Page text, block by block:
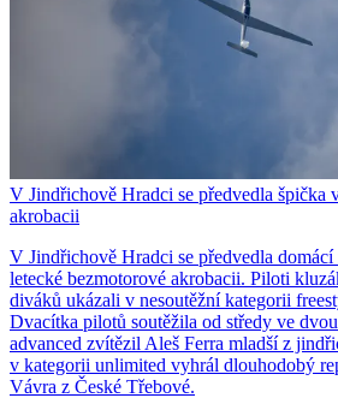
V Jindřichově Hradci se předvedla špička
akrobacii
V Jindřichově Hradci se předvedla
letecké bezmotorové akrobacii. Piloti
diváků ukázali v nesoutěžní kategorii
Dvacítka pilotů soutěžila od středy ve
advanced zvítězil Aleš Ferra mladší z
v kategorii unlimited vyhrál dlouhodobý
Vávra z České Třebové.